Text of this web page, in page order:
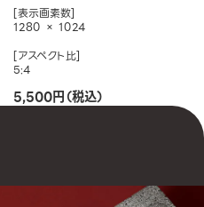
[表示画素数]
1280 × 1024
[アスペクト比]
5:4
5,500円（税込）